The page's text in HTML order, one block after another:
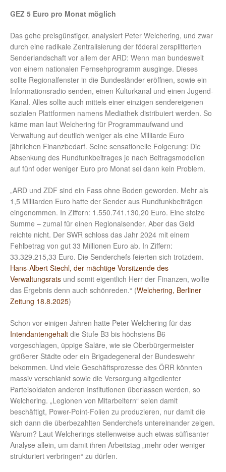
GEZ 5 Euro pro Monat möglich
Das gehe preisgünstiger, analysiert Peter Welchering, und zwar
durch eine radikale Zentralisierung der föderal zersplitterten
Senderlandschaft vor allem der ARD: Wenn man bundesweit
von einem nationalen Fernsehprogramm ausginge. Dieses
sollte Regionalfenster in die Bundesländer eröffnen, sowie ein
Informationsradio senden, einen Kulturkanal und einen Jugend-
Kanal. Alles sollte auch mittels einer einzigen sendereigenen
sozialen Plattformen namens Mediathek distribuiert werden. So
käme man laut Welchering für Programmaufwand und
Verwaltung auf deutlich weniger als eine Milliarde Euro
jährlichen Finanzbedarf. Seine sensationelle Folgerung: Die
Absenkung des Rundfunkbeitrages je nach Beitragsmodellen
auf fünf oder weniger Euro pro Monat sei dann kein Problem.
„ARD und ZDF sind ein Fass ohne Boden geworden. Mehr als
1,5 Milliarden Euro hatte der Sender aus Rundfunkbeiträgen
eingenommen. In Ziffern: 1.550.741.130,20 Euro. Eine stolze
Summe – zumal für einen Regionalsender. Aber das Geld
reichte nicht. Der SWR schloss das Jahr 2024 mit einem
Fehlbetrag von gut 33 Millionen Euro ab. In Ziffern:
33.329.215,33 Euro. Die Senderchefs feierten sich trotzdem.
Hans-Albert Stechl, der mächtige Vorsitzende des
Verwaltungsrats und somit eigentlich Herr der Finanzen, wollte
das Ergebnis denn auch schönreden.“ (Welchering, Berliner
Zeitung 18.8.2025)
Schon vor einigen Jahren hatte Peter Welchering für das
Intendantengehalt die Stufe B3 bis höchstens B6
vorgeschlagen, üppige Saläre, wie sie Oberbürgermeister
größerer Städte oder ein Brigadegeneral der Bundeswehr
bekommen. Und viele Geschäftsprozesse des ÖRR könnten
massiv verschlankt sowie die Versorgung altgedienter
Parteisoldaten anderen Institutionen überlassen werden, so
Welchering. „Legionen von Mitarbeitern“ seien damit
beschäftigt, Power-Point-Folien zu produzieren, nur damit die
sich dann die überbezahlten Senderchefs untereinander zeigen.
Warum? Laut Welcherings stellenweise auch etwas süffisanter
Analyse allein, um damit ihren Arbeitstag „mehr oder weniger
strukturiert verbringen“ zu dürfen.